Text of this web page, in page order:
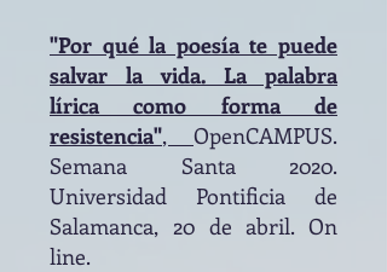
"Por qué la poesía te puede
salvar la vida. La palabra
lírica como forma de
resistencia", OpenCAMPUS.
Semana Santa 2020.
Universidad Pontificia de
Salamanca, 20 de abril. On
line.